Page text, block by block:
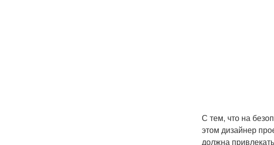
С тем, что на
этом дизайнер
должна